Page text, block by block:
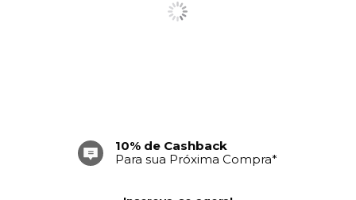
10% de Cashback
Para sua Próxima Compra*